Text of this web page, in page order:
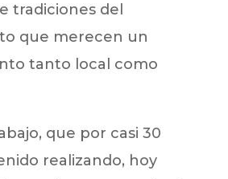
tradiciones del
que merecen un
tanto local como
que por casi 30
realizando, hoy